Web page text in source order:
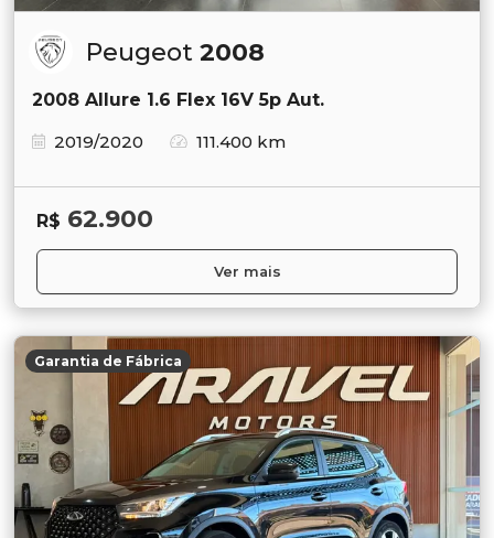
Peugeot 2008
2008 Allure 1.6 Flex 16V 5p Aut.
2019/2020
111.400 km
R$ 62.900
Ver mais
Garantia de Fábrica